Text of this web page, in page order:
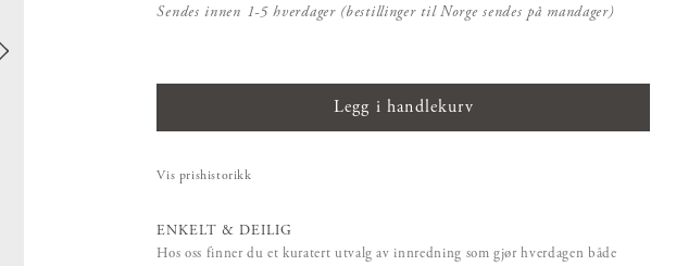
Sendes innen 1-5 hverdager (bestillinger til Norge sendes på mandager)
Legg i handlekurv
Vis prishistorikk
ENKELT & DEILIG
Hos oss finner du et kuratert utvalg av innredning som gjør hverdagen både